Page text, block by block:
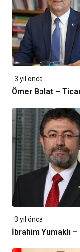
3 yıl önce
Ömer Bolat –
3 yıl önce
İbrahim Yumaklı –